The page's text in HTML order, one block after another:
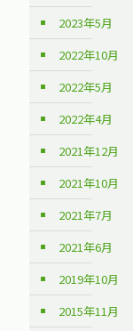
2023年5月
2022年10月
2022年5月
2022年4月
2021年12月
2021年10月
2021年7月
2021年6月
2019年10月
2015年11月